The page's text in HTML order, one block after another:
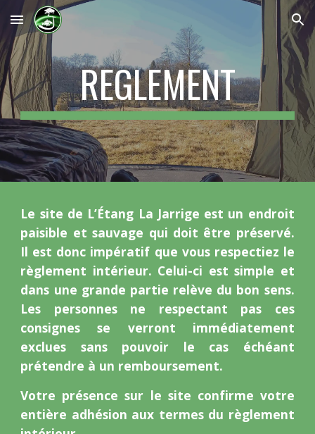
Skip to main content Skip to navigation
REGLEMENT
Le site de L’Étang La Jarrige est un endroit
paisible et sauvage qui doit être préservé.
Il est donc impératif que vous respectiez le
règlement intérieur. Celui-ci est simple et
dans une grande partie relève du bon sens.
Les personnes ne respectant pas ces
consignes se verront immédiatement
exclues sans pouvoir le cas échéant
prétendre à un remboursement.
Votre présence sur le site confirme votre
entière adhésion aux termes du règlement